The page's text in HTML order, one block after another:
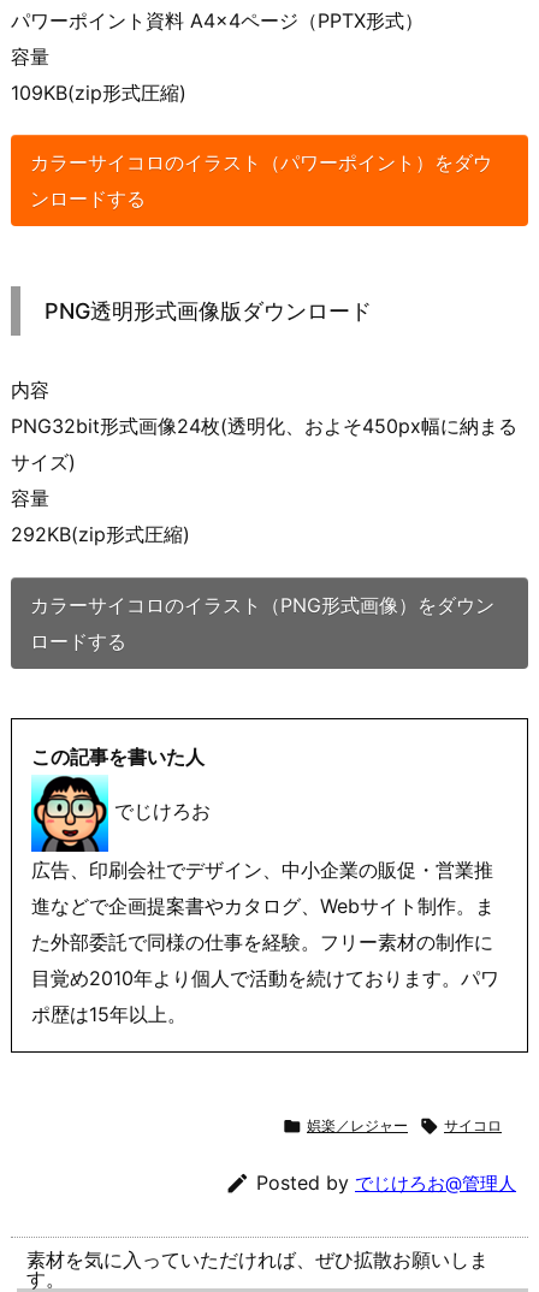
パワーポイント資料 A4×4ページ（PPTX形式）
容量
109KB(zip形式圧縮)
カラーサイコロのイラスト（パワーポイント）をダウ
ンロードする
PNG透明形式画像版ダウンロード
内容
PNG32bit形式画像24枚(透明化、およそ450px幅に納まる
サイズ)
容量
292KB(zip形式圧縮)
カラーサイコロのイラスト（PNG形式画像）をダウン
ロードする
この記事を書いた人
でじけろお
広告、印刷会社でデザイン、中小企業の販促・営業推
進などで企画提案書やカタログ、Webサイト制作。ま
た外部委託で同様の仕事を経験。フリー素材の制作に
目覚め2010年より個人で活動を続けております。パワ
ポ歴は15年以上。
 娯楽／レジャー  サイコロ
 Posted by でじけろお@管理人
素材を気に入っていただければ、ぜひ拡散お願いしま
す。